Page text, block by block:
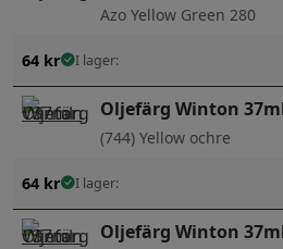
Azo Yellow Green 280
64 kr I lager:
Oljefärg Winton
(744) Yellow ochre
64 kr I lager:
Oljefärg Winton